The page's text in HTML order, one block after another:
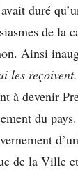
duré
de la
Ainsi
les
à devenir
du
de la Ville